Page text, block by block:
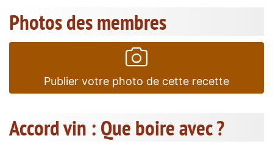
Photos des membres
Publier votre photo de cette recette
Accord vin : Que boire avec ?